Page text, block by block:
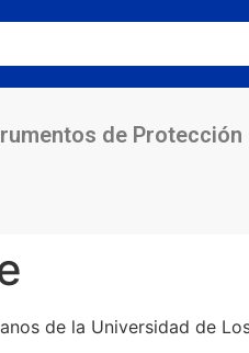
de Protección
de la Universidad de